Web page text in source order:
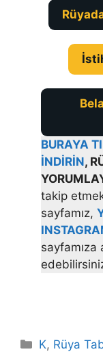
BURAYA
İNDİRİN,
takip
sayfamız,
Kategoriler
K, Rüya